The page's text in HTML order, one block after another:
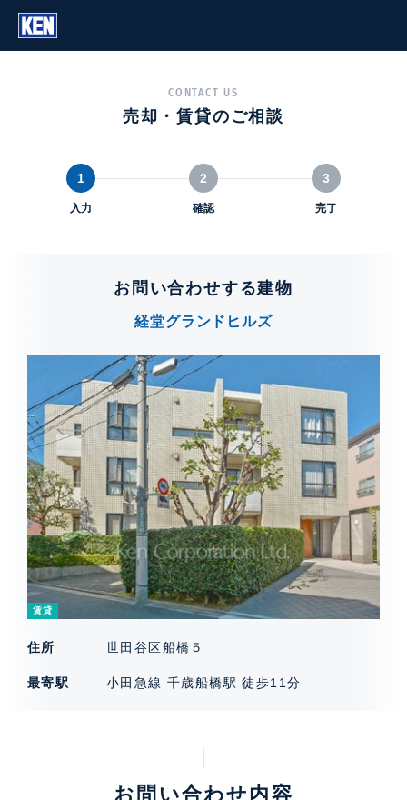
CONTACT US
売却・賃貸のご相談
1
入力
2
確認
3
完了
お問い合わせする建物
経堂グランドヒルズ
賃貸
住所 世田谷区船橋５
最寄駅 小田急線 千歳船橋駅 徒歩11分
お問い合わせ内容